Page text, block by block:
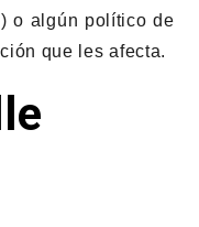
o algún político de
que les afecta.